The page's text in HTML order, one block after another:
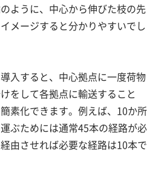
ように、中心から伸びた枝の先
メージすると分かりやすいでし
入すると、中心拠点に一度荷物
をして各拠点に輸送すること
素化できます。例えば、10か所
ぶためには通常45本の経路が必
由させれば必要な経路は10本で